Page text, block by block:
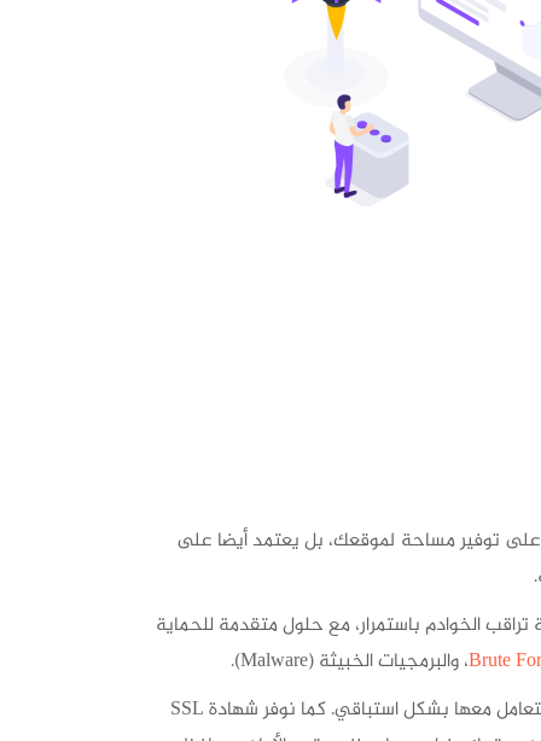
توفير مساحة لموقعك، بل يعتمد أيضا على
الخوادم باستمرار، مع حلول متقدمة للحماية
، والبرمجيات الخبيثة (Malware).
إلى جانب رصد الثغرات الأمنية والتعامل معها بشكل استباقي. كما نوفر شهادة SSL